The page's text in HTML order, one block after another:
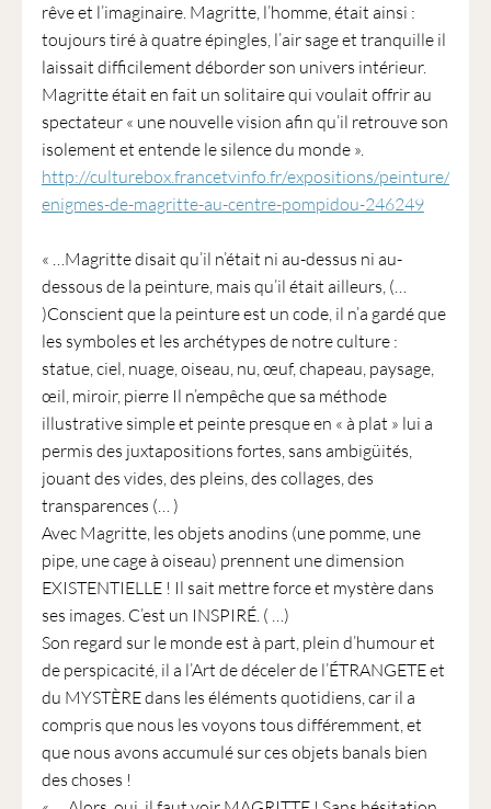
rêve et l’imaginaire. Magritte, l’homme, était ainsi :
toujours tiré à quatre épingles, l’air sage et tranquille il
laissait difficilement déborder son univers intérieur.
Magritte était en fait un solitaire qui voulait offrir au
spectateur « une nouvelle vision afin qu’il retrouve son
isolement et entende le silence du monde ».
http://culturebox.francetvinfo.fr/expositions/peinture/les-
enigmes-de-magritte-au-centre-pompidou-246249
« …Magritte disait qu’il n’était ni au-dessus ni au-
dessous de la peinture, mais qu’il était ailleurs, (…
)Conscient que la peinture est un code, il n’a gardé que
les symboles et les archétypes de notre culture :
statue, ciel, nuage, oiseau, nu, œuf, chapeau, paysage,
œil, miroir, pierre Il n’empêche que sa méthode
illustrative simple et peinte presque en « à plat » lui a
permis des juxtapositions fortes, sans ambigüités,
jouant des vides, des pleins, des collages, des
transparences (… )
Avec Magritte, les objets anodins (une pomme, une
pipe, une cage à oiseau) prennent une dimension
EXISTENTIELLE ! Il sait mettre force et mystère dans
ses images. C’est un INSPIRÉ. ( …)
Son regard sur le monde est à part, plein d’humour et
de perspicacité, il a l’Art de déceler de l’ÉTRANGETE et
du MYSTÈRE dans les éléments quotidiens, car il a
compris que nous les voyons tous différemment, et
que nous avons accumulé sur ces objets banals bien
des choses !